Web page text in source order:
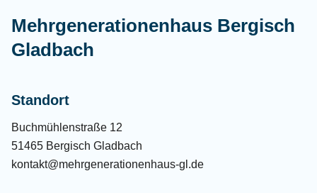
Mehrgenerationenhaus Bergisch
Gladbach
Standort
Buchmühlenstraße 12
51465 Bergisch Gladbach
kontakt@mehrgenerationenhaus-gl.de